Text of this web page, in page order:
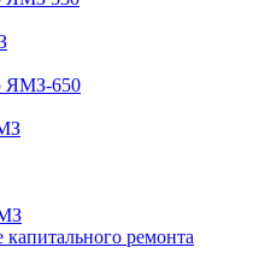
ЯМЗ-650
ремонта